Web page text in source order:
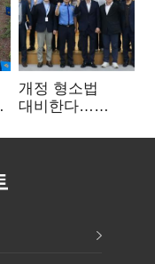
개정 형소법
대비한다…
'수사혁신TF'